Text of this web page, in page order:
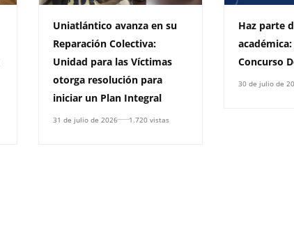
Uniatlántico avanza en su
Reparación Colectiva:
Unidad para las Víctimas
otorga resolución para
iniciar un Plan Integral
31 de julio de 2026 1.720 vistas
Haz parte
Concurso
30 de julio de